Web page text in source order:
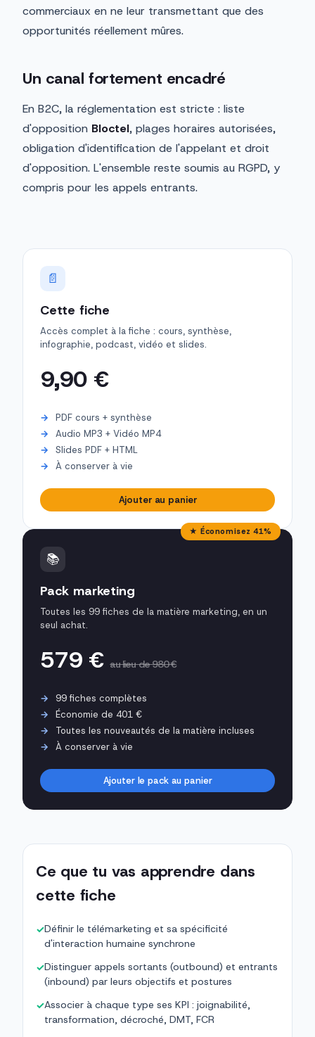
commerciaux en ne leur transmettant que des
opportunités réellement mûres.
Un canal fortement encadré
En B2C, la réglementation est stricte : liste
d'opposition Bloctel, plages horaires autorisées,
obligation d'identification de l'appelant et droit
d'opposition. L'ensemble reste soumis au RGPD, y
compris pour les appels entrants.
📄
Cette fiche
Accès complet à la fiche : cours, synthèse,
infographie, podcast, vidéo et slides.
9,90 €
PDF cours + synthèse
Audio MP3 + Vidéo MP4
Slides PDF + HTML
À conserver à vie
Ajouter au panier
★ Économisez 41%
📚
Pack marketing
Toutes les 99 fiches de la matière marketing, en un
seul achat.
579 €au lieu de 980 €
99 fiches complètes
Économie de 401 €
Toutes les nouveautés de la matière incluses
À conserver à vie
Ajouter le pack au panier
Ce que tu vas apprendre dans
cette fiche
✓Définir le télémarketing et sa spécificité
d'interaction humaine synchrone
✓Distinguer appels sortants (outbound) et entrants
(inbound) par leurs objectifs et postures
✓Associer à chaque type ses KPI : joignabilité,
transformation, décroché, DMT, FCR